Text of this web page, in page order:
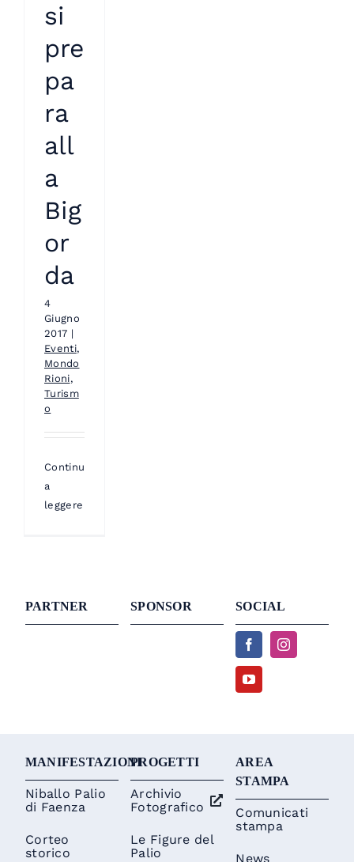
si
pre
pa
ra
all
a
Big
or
da
4
Giugno
2017 |
Eventi,
Mondo
Rioni,
Turism
o
Continua
a
leggere
PARTNER SPONSOR SOCIAL
MANIFESTAZIONI
Niballo Palio
di Faenza
Corteo
storico
PROGETTI
Archivio
Fotografico
Le Figure del
Palio
AREA
STAMPA
Comunicati
stampa
News